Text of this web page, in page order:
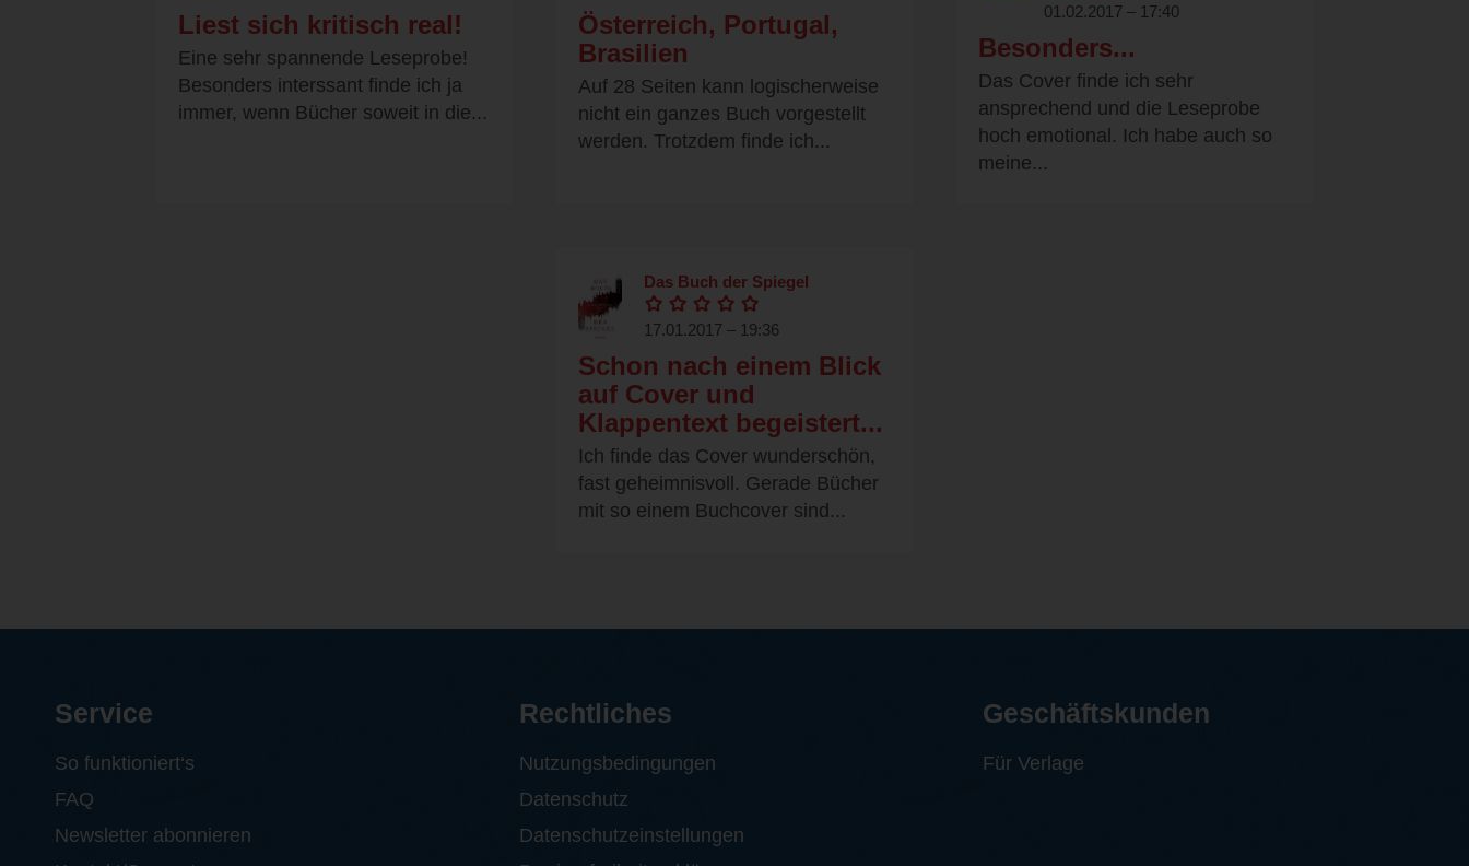
Liest sich kritisch real!
Eine sehr spannende Leseprobe!
Besonders interssant finde ich ja
immer, wenn Bücher soweit in die...
Österreich, Portugal,
Brasilien
Auf 28 Seiten kann logischerweise
nicht ein ganzes Buch vorgestellt
werden. Trotzdem finde ich...
01.02.2017 – 17:40
Besonders...
Das Cover finde ich sehr
ansprechend und die Leseprobe
hoch emotional. Ich habe auch so
meine...
Das Buch der Spiegel
17.01.2017 – 19:36
Schon nach einem Blick
auf Cover und
Klappentext begeistert...
Ich finde das Cover wunderschön,
fast geheimnisvoll. Gerade Bücher
mit so einem Buchcover sind...
Service
So funktioniert‘s
FAQ
Newsletter abonnieren
Rechtliches
Nutzungsbedingungen
Datenschutz
Datenschutzeinstellungen
Geschäftskunden
Für Verlage